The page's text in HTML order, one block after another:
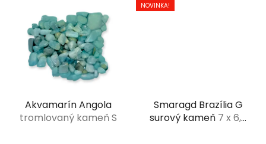
Akvamarín Angola
tromlovaný kameň S
NOVINKA!
Smaragd Brazília G
surový kameň 7 x 6,5